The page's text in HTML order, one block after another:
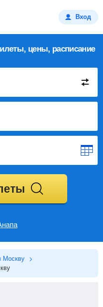
Вход
цены, расписание
Москву